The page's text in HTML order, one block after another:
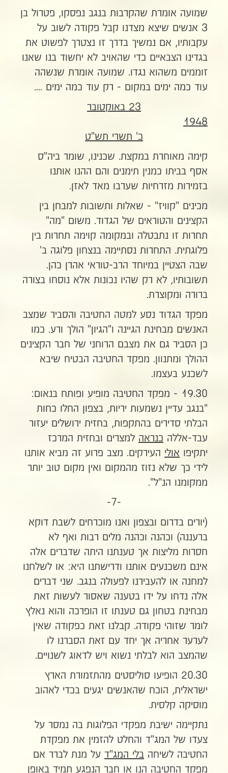
שמועה אומרת שהקרבות בנגב נפסקו, פטרול בן
3 אנשים שיצא מצדנו קבל פקודה לשוב על
עקבותיו, אם נמשיך בדרך זו נצטרך לפשוט את
בגדינו הצבאיים כדי שהאויב לא יחשוד בנו שאנו
זוממים משהוא נגדו. שמועה אומרת שנשהה
עוד כמה ימים במקום - רק עוד כמה ימים ....
23 באוקטובר
1948
כ' תשרי תש"ט
קימה מאוחרת במקצת. שכנינו, שומר ביה"ס
אסף בביתו כמנין תימנים והם ההנו אותנו
בזמירות מזרחיות שערבו מאד לאזן.
מכינים "קוויז" - שאלות ותשובות למבחן בין
הקצינים והטוראים של הגדוד. משום "מה"
תחרות זו נתבטלה ובמקומה קוימה תחרות בין
פלוגתית. התחרות נסתיימה בנצחון פלוגה ב'
שבה הצטיין במיוחד הרב-טוראי אהרן כהן.
תשובותיו, לא רק שהיו נכונות אלא נוסחו בצורה
ברורה ומקוצרת.
מפקד הגדוד נסע למטה החטיבה והסביר שמצב
האנשים מבחינת הגיינה ו"הגיון" הולך ורע. כמו
כן הסביר גם את מצבם הרוחני של חבר הקצינים
ההולך ומתנוון. מפקד החטיבה הבטיח שיבא
לשכנע בעצמו.
19.30 - מפקד החטיבה מופיע ופותח בנאום:
"בנגב עדיין נשמעות יריות, בצפון החלו כחות
הבלתי סדירים בהתקפות, בחזית ירושלים יעזור
עבד-אללה כנראה למצרים ובחזית המרכז
יתקיפו אולי העירקים. מצב פרוע זה מביא אותנו
לידי כך שלא נזוז מהמקום ואין מקום טוב יותר
ממקומנו הנ"ל".
-7-
(יורים בדרום ובצפון ואנו מוכרחים לשבת דוקא
ברעננה) וכהנה וכהנה מלים רבות ואף לא
חסרות מליצות אך טענתנו היתה שדברים אלה
אינם משכנעים אותנו ודרישתנו היא: או לשלחנו
למחנה או להעבירנו לפעולה בנגב. שני דברים
אלה נדחו על ידו בטענה שאסור לעשות זאת
מבחינת בטחון גם טענתו זו הופרכה והוא נאלץ
לומר שזוהי פקודה. קבלנו זאת כפקודה שאין
לערער אחריה אך יחד עם זאת הסברנו לו
שהמצב הוא לבלתי נשוא ויש לדאוג לשנויים.
20.30 הופיעו סוליסטים מהתזמורת הארץ
ישראלית, הוכח שהאנשים יגעים בכדי לאהוב
מוסיקה קלסית.
נתקיימה ישיבת מפקדי הפלוגות בה נמסר על
צעדו של המג"ד והחלט להזמין את מפקדת
החטיבה לשיחה בלי המג"ד על מנת לברר אם
מפקד החטיבה הנו או חבר הנפגע תמיד באופן